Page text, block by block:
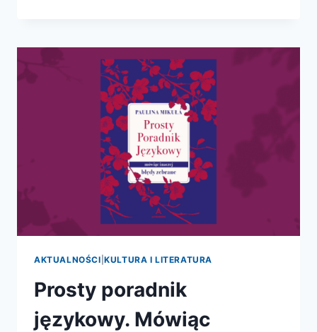
AKTUALNOŚCI |KULTURA I LITERATURA
Prosty poradnik
językowy. Mówiąc